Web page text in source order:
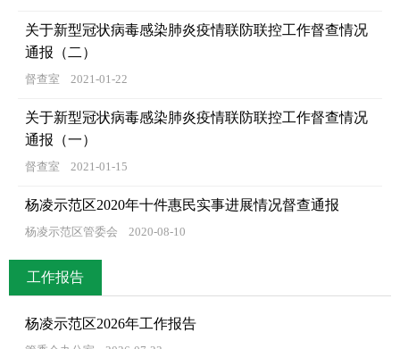
关于新型冠状病毒感染肺炎疫情联防联控工作督查情况
通报（二）
督查室 2021-01-22
关于新型冠状病毒感染肺炎疫情联防联控工作督查情况
通报（一）
督查室 2021-01-15
杨凌示范区2020年十件惠民实事进展情况督查通报
杨凌示范区管委会 2020-08-10
工作报告
杨凌示范区2026年工作报告